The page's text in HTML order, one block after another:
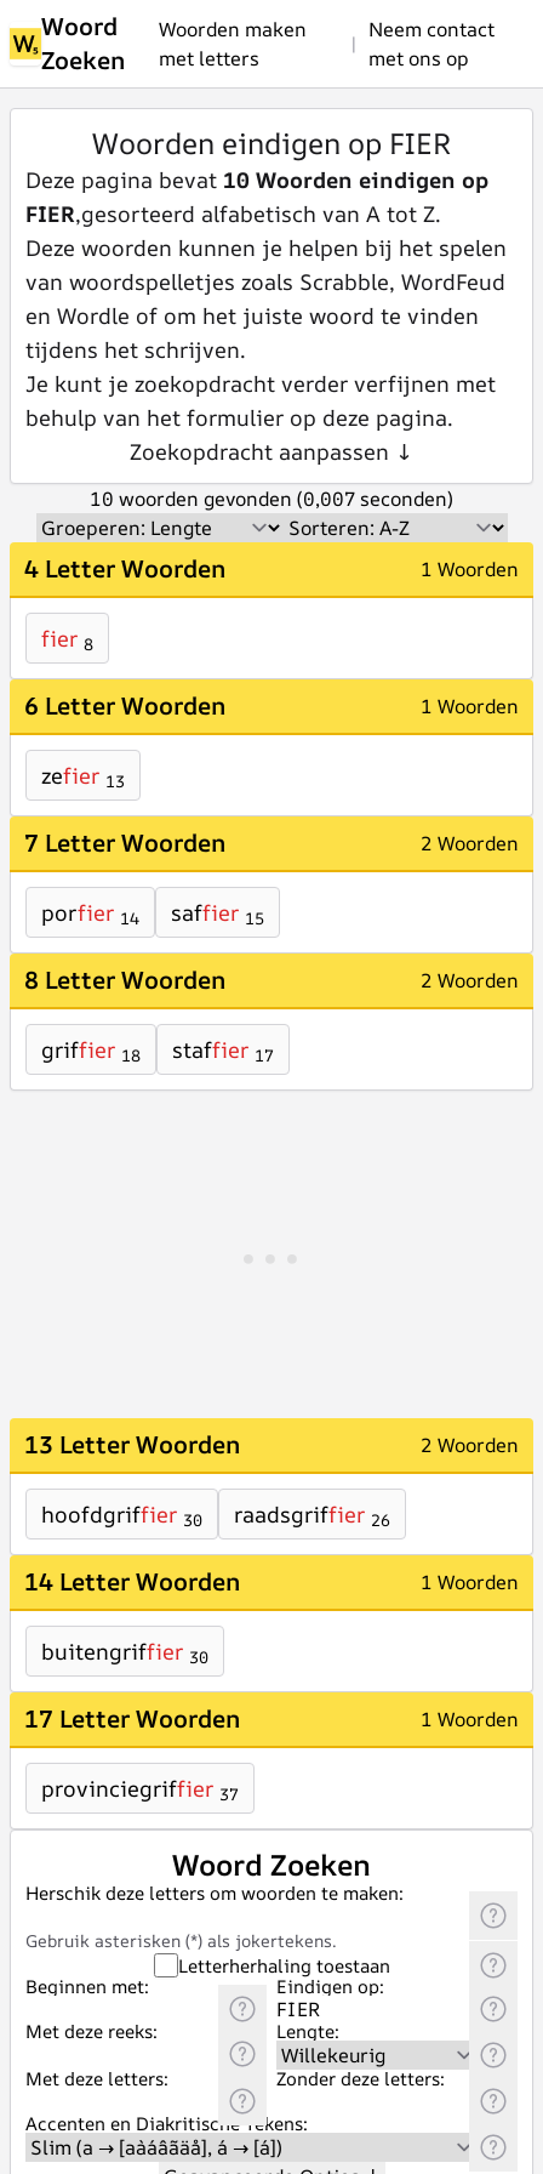
Woord
Zoeken
Woorden maken
met letters
|
Neem contact
met ons op
Woorden eindigen op FIER
Deze pagina bevat 10 Woorden eindigen op
FIER,gesorteerd alfabetisch van A tot Z.
Deze woorden kunnen je helpen bij het spelen
van woordspelletjes zoals Scrabble, WordFeud
en Wordle of om het juiste woord te vinden
tijdens het schrijven.
Je kunt je zoekopdracht verder verfijnen met
behulp van het formulier op deze pagina.
Zoekopdracht aanpassen ↓
10 woorden gevonden (0,007 seconden)
4 Letter Woorden 1 Woorden
fier 8
6 Letter Woorden 1 Woorden
zefier 13
7 Letter Woorden 2 Woorden
porfier 14 saffier 15
8 Letter Woorden 2 Woorden
griffier 18 staffier 17
13 Letter Woorden 2 Woorden
hoofdgriffier 30 raadsgriffier 26
14 Letter Woorden 1 Woorden
buitengriffier 30
17 Letter Woorden 1 Woorden
provinciegriffier 37
Woord Zoeken
Herschik deze letters om woorden te maken:
Gebruik asterisken (*) als jokertekens.
Letterherhaling toestaan
Beginnen met:
Eindigen op:
Met deze reeks:
Lengte:
Met deze letters:
Zonder deze letters:
Accenten en Diakritische Tekens: